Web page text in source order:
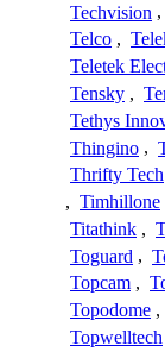
Techvision ,
Telco ,
Teletek
Tensky ,
Tethys
Thingino ,
Thrifty Tech
, Timhillone
Titathink ,
Toguard ,
Topcam ,
Topodome ,
Topwelltech